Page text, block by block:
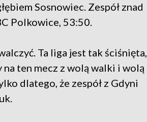
Sosnowiec. Zespół znad
Polkowice, 53:50.
Ta liga jest tak ściśnięta,
ten mecz z wolą walki i wolą
dlatego, że zespół z Gdyni